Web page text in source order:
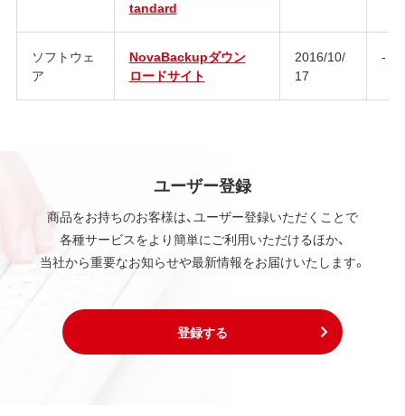
tandard
ソフトウェ
ア
NovaBackupダウン
ロードサイト
2016/10/
17
-
ユーザー登録
商品をお持ちのお客様は、ユーザー登録いただくことで
各種サービスをより簡単にご利用いただけるほか、
当社から重要なお知らせや最新情報をお届けいたします。
登録する